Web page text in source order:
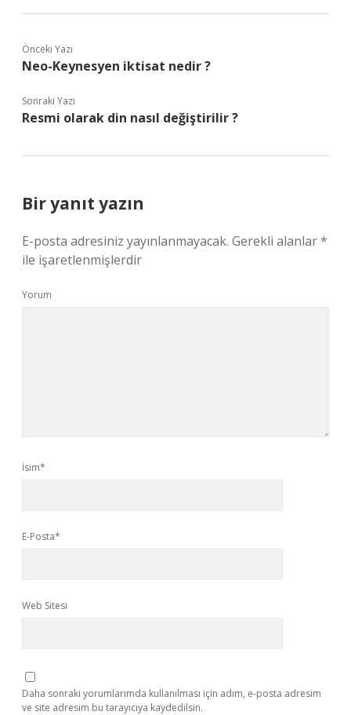
Önceki Yazı
Neo-Keynesyen iktisat nedir ?
Sonraki Yazı
Resmi olarak din nasıl değiştirilir ?
Bir yanıt yazın
E-posta adresiniz yayınlanmayacak. Gerekli alanlar*
ile işaretlenmişlerdir
Yorum
İsim*
E-Posta*
Web Sitesi
Daha sonraki yorumlarımda kullanılması için adım, e-posta adresim
ve site adresim bu tarayıcıya kaydedilsin.